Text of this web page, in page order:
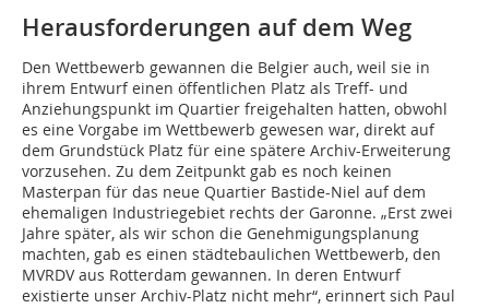
Herausforderungen auf dem Weg
Den Wettbewerb gewannen die Belgier auch, weil sie in
ihrem Entwurf einen öffentlichen Platz als Treff- und
Anziehungspunkt im Quartier freigehalten hatten, obwohl
es eine Vorgabe im Wettbewerb ­gewesen war, direkt auf
dem Grundstück Platz für eine spätere Archiv-Erweiterung
vorzusehen. Zu dem Zeitpunkt gab es noch keinen
Masterpan für das neue Quartier Bastide-Niel auf dem
ehemaligen Industriegebiet rechts der Garonne. „Erst zwei
Jahre später, als wir schon die Genehmigungsplanung
machten, gab es einen städtebaulichen Wettbewerb, den
MVRDV aus Rotterdam gewannen. In deren Entwurf
existierte unser Archiv-Platz nicht mehr“, erinnert sich Paul